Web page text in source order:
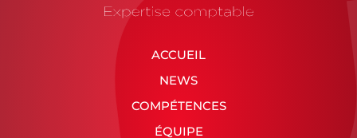
ACCUEIL
NEWS
COMPÉTENCES
ÉQUIPE